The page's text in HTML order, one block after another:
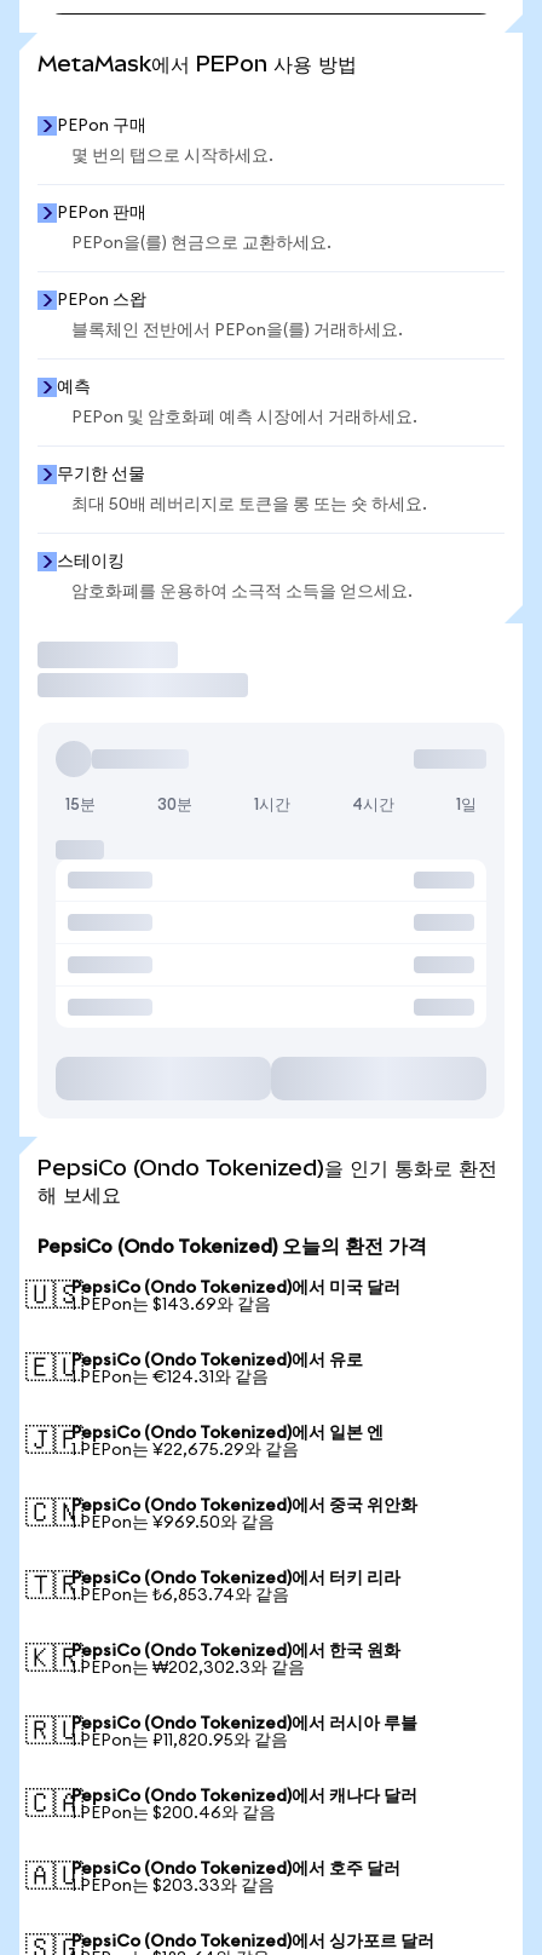
MetaMask에서 PEPon 사용 방법
PEPon 구매
몇 번의 탭으로 시작하세요.
PEPon 판매
PEPon을(를) 현금으로 교환하세요.
PEPon 스왑
블록체인 전반에서 PEPon을(를) 거래하세요.
예측
PEPon 및 암호화폐 예측 시장에서 거래하세요.
무기한 선물
최대 50배 레버리지로 토큰을 롱 또는 숏 하세요.
스테이킹
암호화폐를 운용하여 소극적 소득을 얻으세요.
15분 30분 1시간 4시간 1일
PepsiCo (Ondo Tokenized)을 인기 통화로 환전
해 보세요
PepsiCo (Ondo Tokenized) 오늘의 환전 가격
🇺🇸PepsiCo (Ondo Tokenized)에서 미국 달러
1 PEPon는 $143.69와 같음
🇪🇺PepsiCo (Ondo Tokenized)에서 유로
1 PEPon는 €124.31와 같음
🇯🇵PepsiCo (Ondo Tokenized)에서 일본 엔
1 PEPon는 ¥22,675.29와 같음
🇨🇳PepsiCo (Ondo Tokenized)에서 중국 위안화
1 PEPon는 ¥969.50와 같음
🇹🇷PepsiCo (Ondo Tokenized)에서 터키 리라
1 PEPon는 ₺6,853.74와 같음
🇰🇷PepsiCo (Ondo Tokenized)에서 한국 원화
1 PEPon는 ₩202,302.3와 같음
🇷🇺PepsiCo (Ondo Tokenized)에서 러시아 루블
1 PEPon는 ₽11,820.95와 같음
🇨🇦PepsiCo (Ondo Tokenized)에서 캐나다 달러
1 PEPon는 $200.46와 같음
🇦🇺PepsiCo (Ondo Tokenized)에서 호주 달러
1 PEPon는 $203.33와 같음
PepsiCo (Ondo Tokenized)에서 싱가포르 달러